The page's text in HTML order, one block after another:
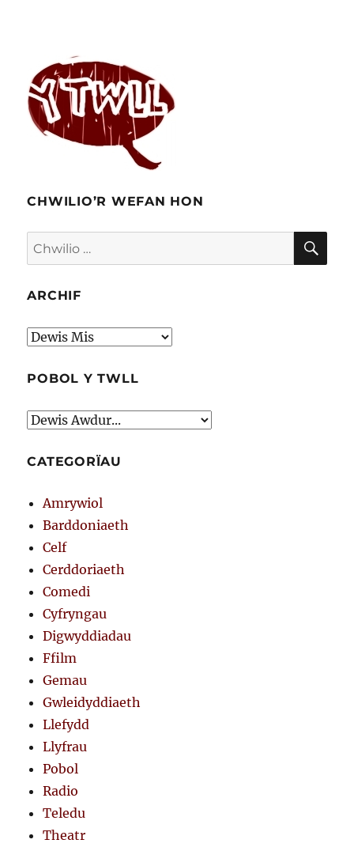
CHWILIO’R WEFAN HON
Chwilio
am:
ARCHIF
Archif
POBOL Y TWLL
CATEGORÏAU
Amrywiol
Barddoniaeth
Celf
Cerddoriaeth
Comedi
Cyfryngau
Digwyddiadau
Ffilm
Gemau
Gwleidyddiaeth
Llefydd
Llyfrau
Pobol
Radio
Teledu
Theatr